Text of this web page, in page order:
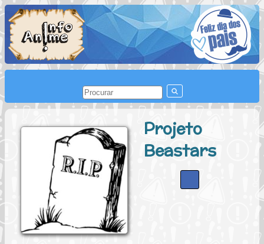
Projeto
Beastars